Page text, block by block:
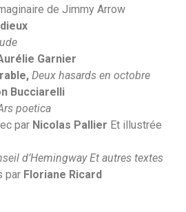
de Jimmy Arrow
Garnier
Deux hasards en octobre
Bucciarelli
poetica
par Nicolas Pallier Et illustrée
d’Hemingway Et autres textes
par Floriane Ricard